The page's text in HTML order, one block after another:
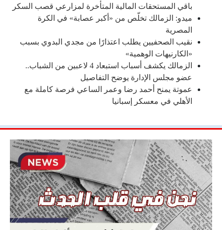
باقي المستحقات المالية المتأخرة لمزارعي قصب السكر
ميدو: الزمالك تخلّص من «أكبر عصابة» في الكرة
المصرية
نقيب الصحفيين يطلب اعتذارًا من مجدي البدوي بسبب
«الكارنيهات الوهمية»
الزمالك يكشف أسباب استبعاد 4 لاعبين من الشباب..
عضو مجلس الإدارة يوضح التفاصيل
عموتة يمنح أحمد رضا وعمر الساعي فرصة كاملة مع
الأهلي في معسكر إسبانيا